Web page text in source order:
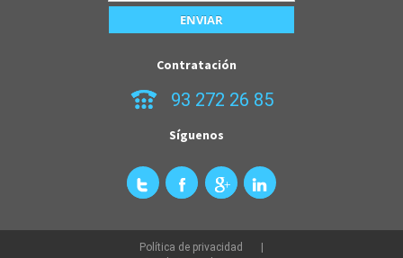
Contratación
93 272 26 85
Síguenos
Política de privacidad